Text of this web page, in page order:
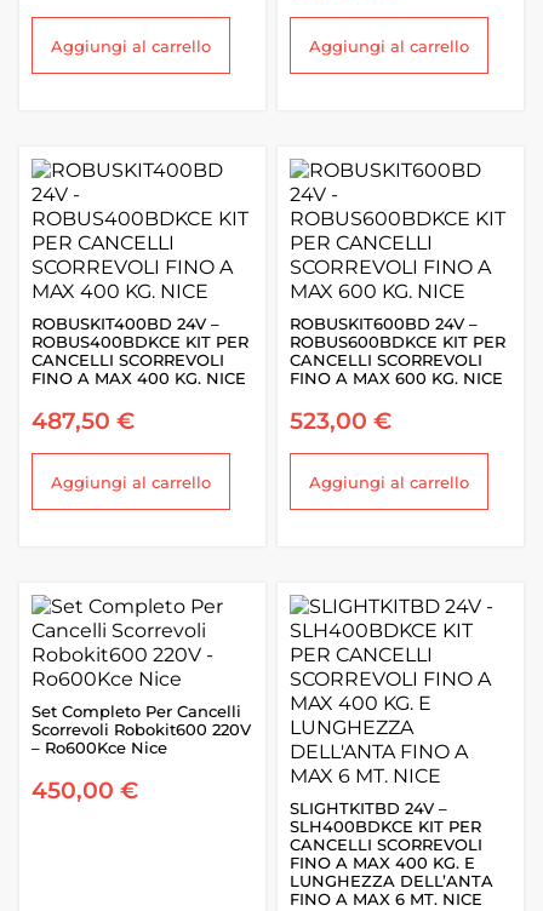
Aggiungi al carrello Aggiungi al carrello
ROBUSKIT400BD 24V –
ROBUS400BDKCE KIT PER
CANCELLI SCORREVOLI
FINO A MAX 400 KG. NICE
487,50 €
Aggiungi al carrello
ROBUSKIT600BD 24V –
ROBUS600BDKCE KIT PER
CANCELLI SCORREVOLI
FINO A MAX 600 KG. NICE
523,00 €
Aggiungi al carrello
Set Completo Per Cancelli
Scorrevoli Robokit600 220V
– Ro600Kce Nice
450,00 €
SLIGHTKITBD 24V –
SLH400BDKCE KIT PER
CANCELLI SCORREVOLI
FINO A MAX 400 KG. E
LUNGHEZZA DELL’ANTA
FINO A MAX 6 MT. NICE